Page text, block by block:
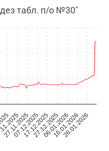
табл. п/о №30"
27.11.2025
07.12.2025
17.12.2025
27.12.2025
06.01.2026
16.01.2026
26.01.2026